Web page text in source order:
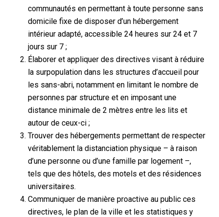
communautés en permettant à toute personne sans
domicile fixe de disposer d’un hébergement
intérieur adapté, accessible 24 heures sur 24 et 7
jours sur 7 ;
Élaborer et appliquer des directives visant à réduire
la surpopulation dans les structures d’accueil pour
les sans-abri, notamment en limitant le nombre de
personnes par structure et en imposant une
distance minimale de 2 mètres entre les lits et
autour de ceux-ci ;
Trouver des hébergements permettant de respecter
véritablement la distanciation physique – à raison
d’une personne ou d’une famille par logement –,
tels que des hôtels, des motels et des résidences
universitaires.
Communiquer de manière proactive au public ces
directives, le plan de la ville et les statistiques y